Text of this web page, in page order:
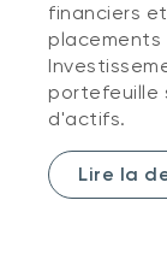
financiers
placements
portefeuille
d'actifs.
Lire la